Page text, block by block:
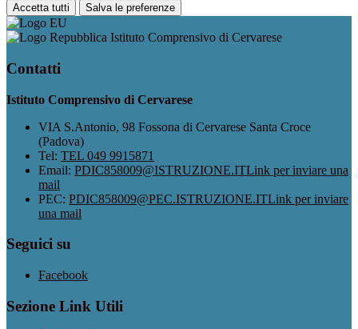
Accetta tutti Salva le preferenze
Istituto Comprensivo di Cervarese
Contatti
Istituto Comprensivo di Cervarese
VIA S.Antonio, 98 Fossona di Cervarese Santa Croce
(Padova)
Tel: TEL 049 9915871
Email: PDIC858009@ISTRUZIONE.ITLink per inviare una
mail
PEC: PDIC858009@PEC.ISTRUZIONE.ITLink per inviare
una mail
Seguici su
Facebook
Sezione Link Utili